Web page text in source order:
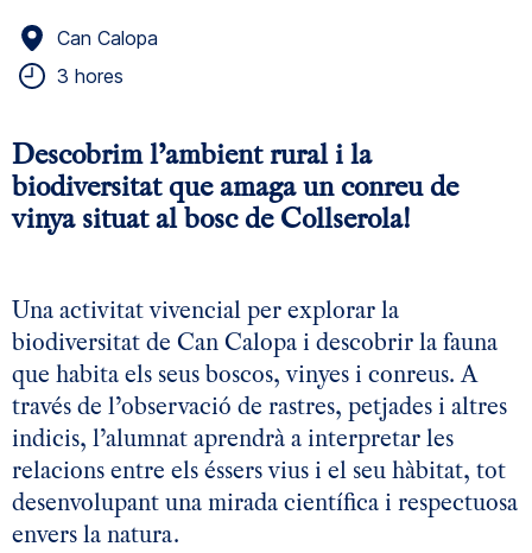
Can Calopa
3 hores
Descobrim l’ambient rural i la
biodiversitat que amaga un conreu de
vinya situat al bosc de Collserola!
Una activitat vivencial per explorar la
biodiversitat de Can Calopa i descobrir la fauna
que habita els seus boscos, vinyes i conreus. A
través de l’observació de rastres, petjades i altres
indicis, l’alumnat aprendrà a interpretar les
relacions entre els éssers vius i el seu hàbitat, tot
desenvolupant una mirada científica i respectuosa
envers la natura.